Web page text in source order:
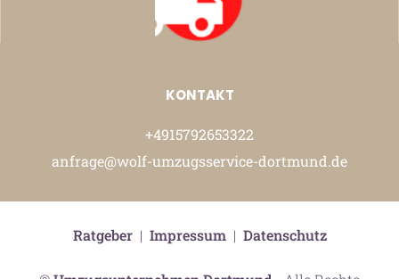
KONTAKT
+4915792653322
anfrage@wolf-umzugsservice-dortmund.de
Ratgeber| Impressum| Datenschutz